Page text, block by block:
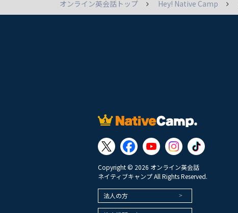
オンライン英会話トップ Hey! Native Camp
Copyright © 2026 オンライン英会話
ネイティブキャンプ All Rights Reserved.
法人の方